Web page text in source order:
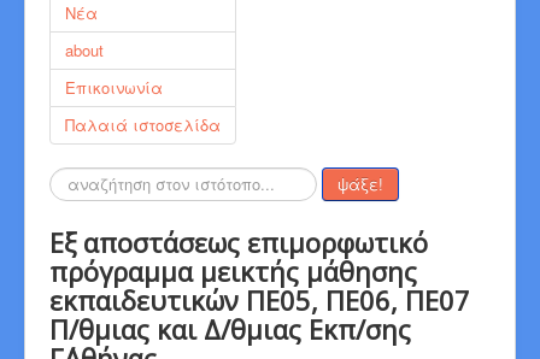
Νέα
about
Επικοινωνία
Παλαιά ιστοσελίδα
Αναζήτηση... ψάξε!
Εξ αποστάσεως επιμορφωτικό
πρόγραμμα μεικτής μάθησης
εκπαιδευτικών ΠΕ05, ΠΕ06, ΠΕ07
Π/θμιας και Δ/θμιας Εκπ/σης